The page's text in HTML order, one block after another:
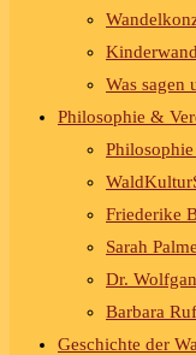
Was sagen
Philosophie &
Friederike
Sarah
Dr.
Barbara
Geschichte der